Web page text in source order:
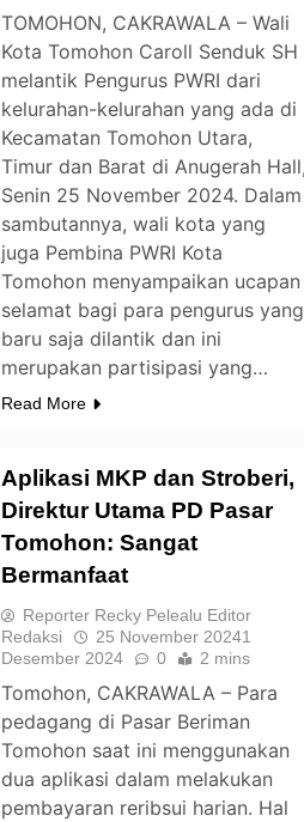
TOMOHON, CAKRAWALA – Wali
Kota Tomohon Caroll Senduk SH
melantik Pengurus PWRI dari
kelurahan-kelurahan yang ada di
Kecamatan Tomohon Utara,
Timur dan Barat di Anugerah
Senin 25 November 2024. Dalam
sambutannya, wali kota yang
juga Pembina PWRI Kota
Tomohon menyampaikan ucapan
selamat bagi para pengurus yang
baru saja dilantik dan ini
merupakan partisipasi yang…
Read More
Aplikasi MKP dan Stroberi,
Direktur Utama PD Pasar
Tomohon: Sangat
Bermanfaat
Reporter Recky Pelealu Editor
Redaksi
25 November 20241
Desember 2024
0 2 mins
Tomohon, CAKRAWALA – Para
pedagang di Pasar Beriman
Tomohon saat ini menggunakan
dua aplikasi dalam melakukan
pembayaran reribsui harian. Hal